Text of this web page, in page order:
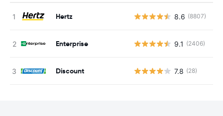
Hertz 8.6 (8807)
Enterprise 9.1 (2406)
Discount 7.8 (28)